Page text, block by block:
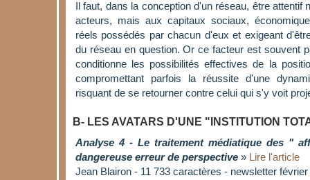
Il faut, dans la conception d'un réseau, être attentif
acteurs, mais aux capitaux sociaux,
réels possédés par chacun d'eux et exigeant
du réseau en question. Or ce facteur est souvent
conditionne les possibilités effectives de la
compromettant parfois la réussite d'une
risquant de se retourner contre celui qui s'y voit
B- LES AVATARS D'UNE "INSTITUTION
Analyse 4 - Le traitement médiatique des "
dangereuse erreur de perspective » Lire l'article
Jean Blairon - 11 733 caractères - newsletter février